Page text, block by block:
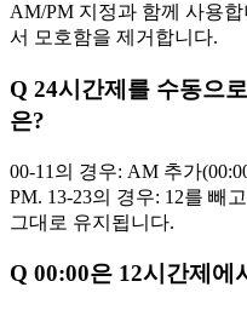
AM/PM 지정과 함께 사용
서 모호함을 제거합니다.
Q 24시간제를 수동으
은?
00-11의 경우: AM 추가
PM. 13-23의 경우: 12를 빼
그대로 유지됩니다.
Q 00:00은 12시간제에